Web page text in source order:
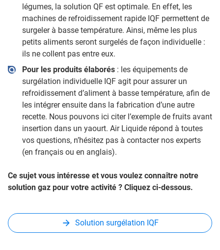
légumes, la solution QF est optimale. En effet, les
machines de refroidissement rapide IQF permettent de
surgeler à basse température. Ainsi, même les plus
petits aliments seront surgelés de façon individuelle :
ils ne collent pas entre eux.
Pour les produits élaborés: les équipements de
surgélation individuelle IQF agit pour assurer un
refroidissement d’aliment à basse température, afin de
les intégrer ensuite dans la fabrication d’une autre
recette. Nous pouvons ici citer l’exemple de fruits avant
insertion dans un yaourt. Air Liquide répond à toutes
vos questions, n’hésitez pas à contacter nos experts
(en français ou en anglais).
Ce sujet vous intéresse et vous voulez connaître notre
solution gaz pour votre activité ? Cliquez ci-dessous.
Solution surgélation IQF